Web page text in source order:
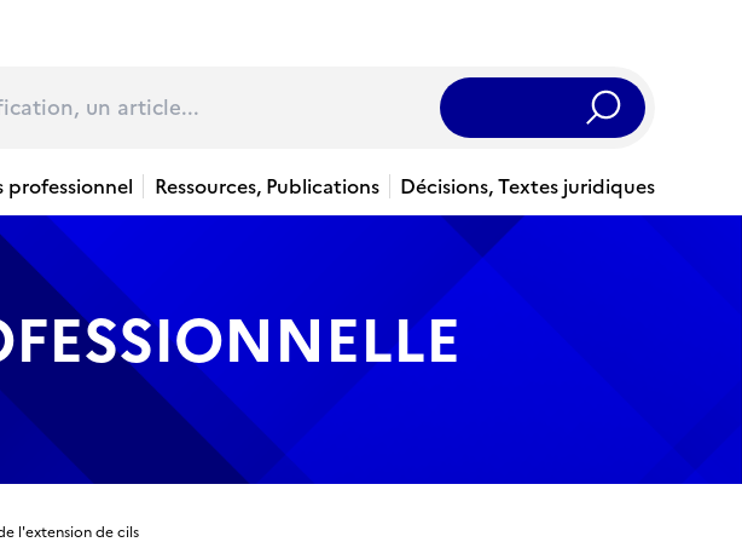
Rechercher
professionnel Ressources, Publications Décisions, Textes juridiques
l'extension de cils